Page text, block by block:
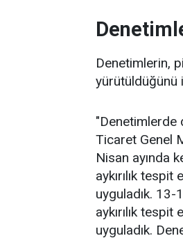
Denetimlerin,
yürütüldüğünü
"Denetimlerde
Ticaret Genel
Nisan ayında
aykırılık
uyguladık.
aykırılık
uyguladık.